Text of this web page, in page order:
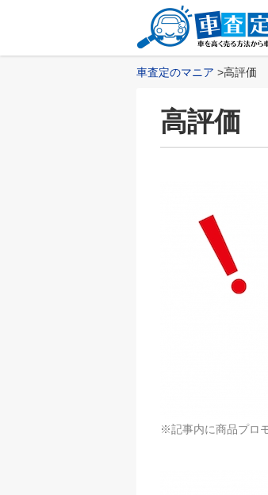
車査定のマニア 高評価
高評価
※記事内に商品プロ